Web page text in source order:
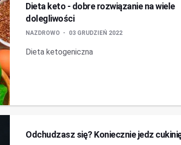
Dieta keto - dobre rozwiązanie na wiele
dolegliwości
NAZDROWO 03 GRUDZIEŃ 2022
Dieta ketogeniczna
Odchudzasz się? Koniecznie jedz